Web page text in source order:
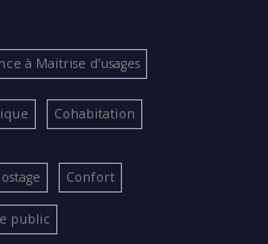
à Maitrise d’usages
Cohabitation
Confort
public